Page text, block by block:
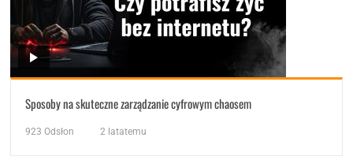
Sposoby na skuteczne zarządzanie cyfrowym chaosem
923 Odsłon 2 latatemu